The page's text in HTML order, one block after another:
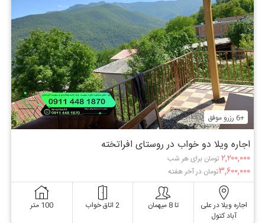
+6 رزرو موفق
اجاره ویلا دو خواب در روستای افراتخته
۲,۲۰۰,۰۰۰ تومان برای هر شب
۳,۶۰۰,۰۰۰تومان در آخر هفته
اجاره ویلا در علی
آباد کتول
تا 8 میهمان 2 اتاق خواب 100 متر